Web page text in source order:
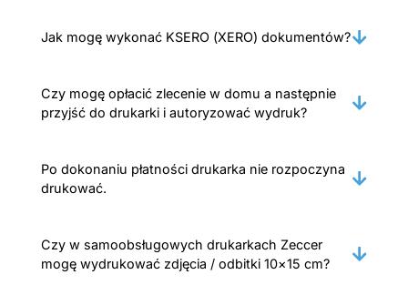
Jak mogę wykonać KSERO (XERO) dokumentów?
Czy mogę opłacić zlecenie w domu a następnie
przyjść do drukarki i autoryzować wydruk?
Po dokonaniu płatności drukarka nie rozpoczyna
drukować.
Czy w samoobsługowych drukarkach Zeccer
mogę wydrukować zdjęcia / odbitki 10×15 cm?